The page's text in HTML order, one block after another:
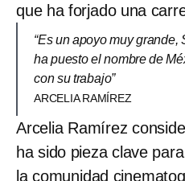
que ha forjado una
“Es un apoyo muy
ha puesto el nombre de
con su trabajo”
ARCELIA RAMÍREZ
Arcelia Ramírez
ha sido pieza clave
la comunidad